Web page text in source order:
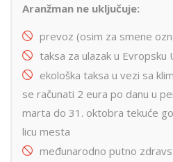
Aranžman ne uključuje:
prevoz (osim za smene
taksa za ulazak u Evropsku
ekološka taksa u vezi sa
se računati 2 eura po danu u
marta do 31. oktobra tekuće
licu mesta
međunarodno putno